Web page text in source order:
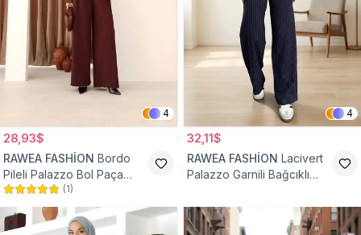
4
28,93$
RAWEA FASHİON Bordo
Pileli Palazzo Bol Paça
Yüksek Bel Tesettür
Pantolon
(1)
4
32,11$
RAWEA FASHİON Lacivert
Palazzo Garnili Bağcıklı